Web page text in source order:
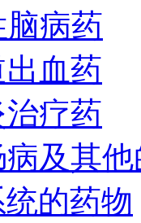
病药
血药
疗药
及其
的药物